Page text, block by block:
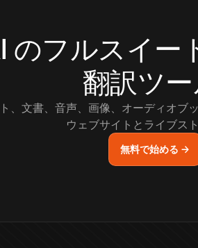
のフルスイー
翻訳ツ
、文書、音声、画像、オーディオブ
ウェブサイトとライブスト
無料で始める →